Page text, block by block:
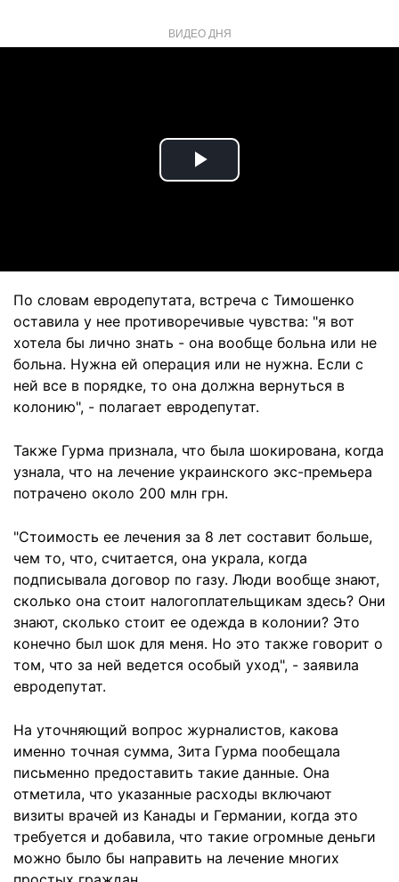
ВИДЕО ДНЯ
Play
По словам евродепутата, встреча с Тимошенко
оставила у нее противоречивые чувства: "я вот
хотела бы лично знать - она вообще больна или не
больна. Нужна ей операция или не нужна. Если с
ней все в порядке, то она должна вернуться в
колонию", - полагает евродепутат.
Также Гурма признала, что была шокирована, когда
узнала, что на лечение украинского экс-премьера
потрачено около 200 млн грн.
"Стоимость ее лечения за 8 лет составит больше,
чем то, что, считается, она украла, когда
подписывала договор по газу. Люди вообще знают,
сколько она стоит налогоплательщикам здесь? Они
знают, сколько стоит ее одежда в колонии? Это
конечно был шок для меня. Но это также говорит о
том, что за ней ведется особый уход", - заявила
евродепутат.
На уточняющий вопрос журналистов, какова
именно точная сумма, Зита Гурма пообещала
письменно предоставить такие данные. Она
отметила, что указанные расходы включают
визиты врачей из Канады и Германии, когда это
требуется и добавила, что такие огромные деньги
можно было бы направить на лечение многих